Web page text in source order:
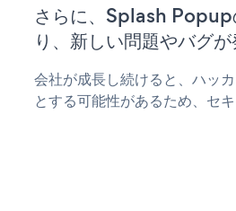
さらに、Splash Popup
り、新しい問題やバグ
会社が成長し続けると、ハッ
とする可能性があるため、セ